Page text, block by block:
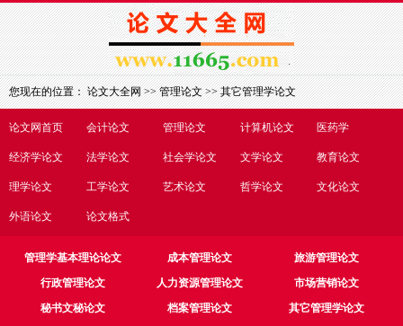
论文网首页 会计论文 管理论文 计算机论文 医药学
经济学论文 法学论文 社会学论文 文学论文 教育论文
理学论文 工学论文 艺术论文 哲学论文 文化论文
外语论文 论文格式
您现在的位置：论文大全网>>管理论文>>其它管理学论文
管理学基本理论论文 成本管理论文
旅游管理论文
行政管理论文
人力资源管理论文
市场营销论文
秘书文秘论文
档案管理论文
其它管理学论文